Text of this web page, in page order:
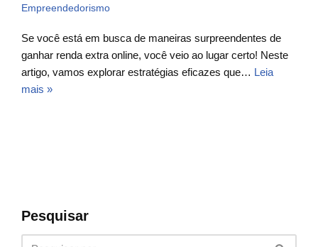
Empreendedorismo
Se você está em busca de maneiras surpreendentes de
ganhar renda extra online, você veio ao lugar certo! Neste
artigo, vamos explorar estratégias eficazes que… Leia
mais »
Pesquisar